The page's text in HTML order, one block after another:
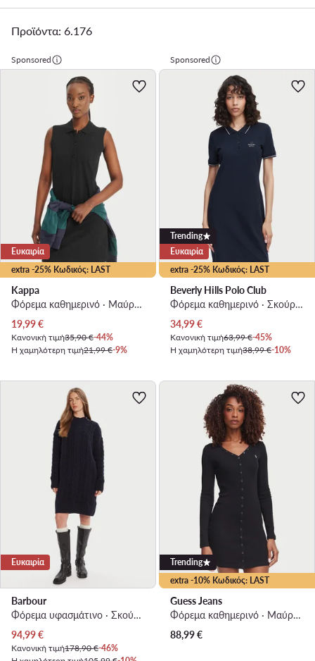
Προϊόντα: 6.176
Sponsored
extra -25% Κωδικός: LAST
Ευκαιρία
Kappa
Φόρεμα καθημερινό · Μαύρο · Mini
Τρέχουσα τιμή
19,99€
Κανονική τιμή35,90 €-44%
Η χαμηλότερη τιμή21,99 €-9%
Sponsored
extra -25% Κωδικός: LAST
Trending
Ευκαιρία
Beverly Hills Polo Club
Φόρεμα καθημερινό · Σκούρο μπλε · Mini
Τρέχουσα τιμή
34,99€
Κανονική τιμή63,99 €-45%
Η χαμηλότερη τιμή38,99 €-10%
Ευκαιρία
Barbour
Φόρεμα υφασμάτινο · Σκούρο μπλε · Mini
Τρέχουσα τιμή
94,99€
Κανονική τιμή178,90 €-46%
extra -10% Κωδικός: LAST
Trending
Guess Jeans
Φόρεμα καθημερινό · Μαύρο · Mini
88,99€